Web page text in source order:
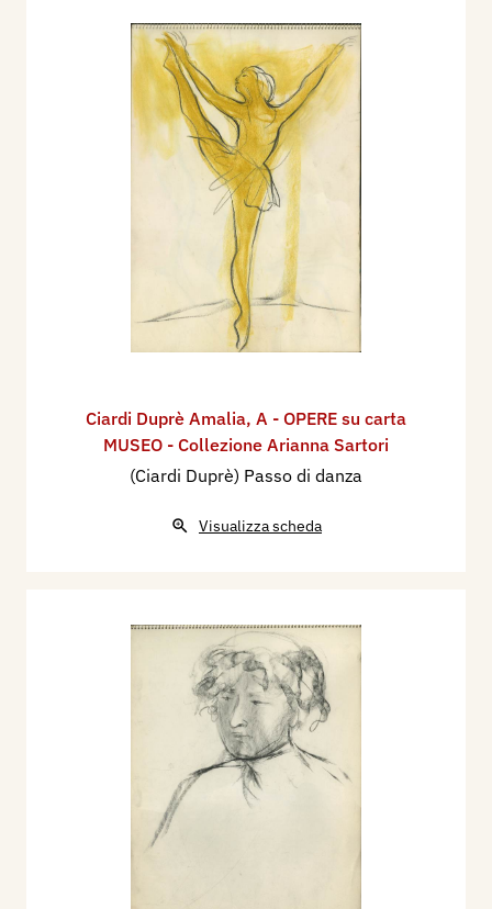
Ciardi Duprè Amalia, A - OPERE su carta
MUSEO - Collezione Arianna Sartori
(Ciardi Duprè) Passo di danza
Visualizza scheda